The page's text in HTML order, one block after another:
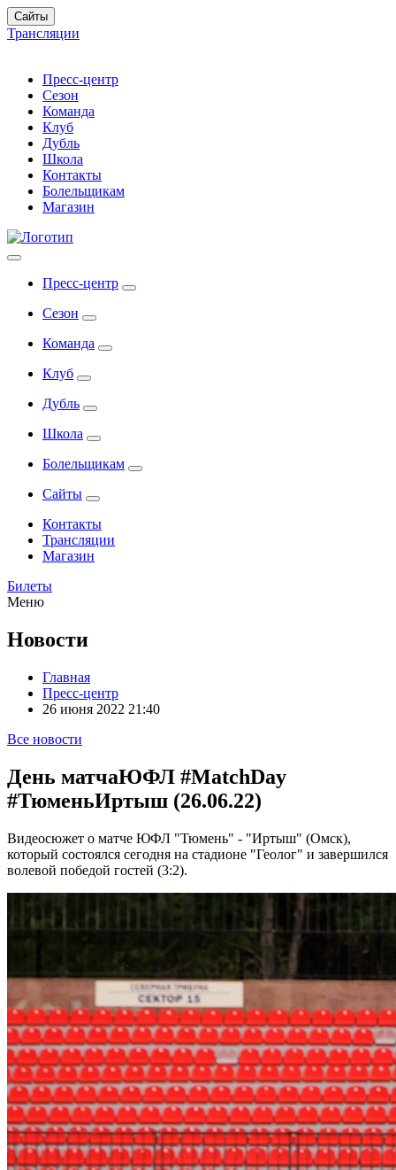
Сайты
Трансляции
Пресс-центр
Сезон
Команда
Клуб
Дубль
Школа
Контакты
Болельщикам
Магазин
Пресс-центр
Сезон
Команда
Клуб
Дубль
Школа
Болельщикам
Сайты
Контакты
Трансляции
Магазин
Билеты
Меню
Новости
Главная
Пресс-центр
26 июня 2022 21:40
Все новости
День матчаЮФЛ #MatchDay
#ТюменьИртыш (26.06.22)
Видеосюжет о матче ЮФЛ "Тюмень" - "Иртыш" (Омск),
который состоялся сегодня на стадионе "Геолог" и завершился
волевой победой гостей (3:2).